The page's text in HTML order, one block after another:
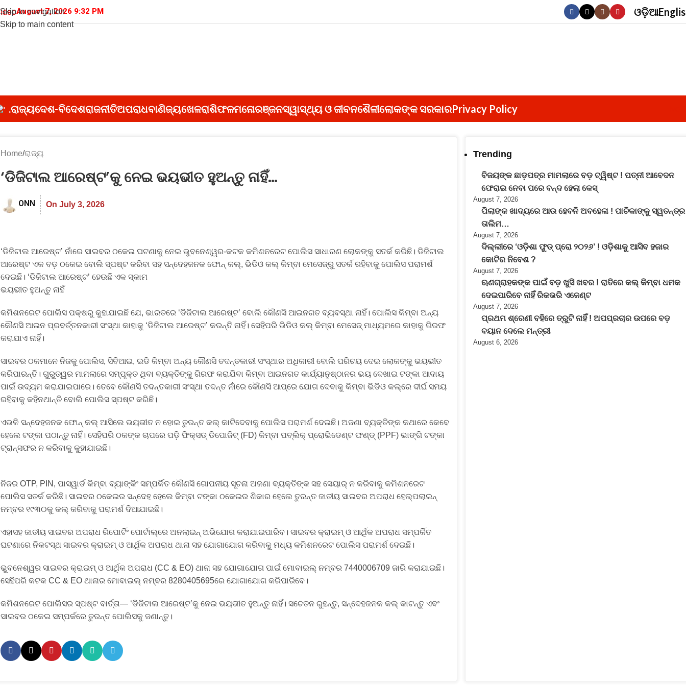
Skip to navigation
Skip to main content
August 7, 2026 9:32 PM ଓଡ଼ିଆ
.ରାଜ୍ୟଦେଶ-ବିଦେଶରାଜନୀତିଅପରାଧବାଣିଜ୍ୟଖେଳରାଶିଫଳମନୋରଞ୍ଜନସ୍ୱାସ୍ଥ୍ୟ ଓ ଜୀବନଶୈଳୀଲୋକଙ୍କ ସରକାରPrivacy Policy
Home ରାଜ୍ୟ
‘ଡିଜିଟାଲ ଆରେଷ୍ଟ’କୁ ନେଇ ଭୟଭୀତ ହୁଅନ୍ତୁ ନାହିଁ…
ONN On July 3, 2026
‘ଡିଜିଟାଲ ଆରେଷ୍ଟ’ ନାଁରେ ସାଇବର ଠକେଇ ଘଟଣାକୁ ନେଇ ଭୁବନେଶ୍ୱର-କଟକ କମିଶନରେଟ ପୋଲିସ ସାଧାରଣ ଲୋକଙ୍କୁ ସତର୍କ କରିଛି। ଡିଜିଟାଲ
ଆରେଷ୍ଟ ଏକ ବଡ଼ ଠକେଇ ବୋଲି ସ୍ପଷ୍ଟ କରିବା ସହ ସନ୍ଦେହଜନକ ଫୋନ୍ କଲ୍, ଭିଡିଓ କଲ୍ କିମ୍ବା ମେସେଜ୍‌ରୁ ସତର୍କ ରହିବାକୁ ପୋଲିସ ପରାମର୍ଶ
ଦେଇଛି। ‘ଡିଜିଟାଲ ଆରେଷ୍ଟ’ ହେଉଛି ଏକ ସ୍କାମ
ଭୟଭୀତ ହୁଅନ୍ତୁ ନାହିଁ
କମିଶନରେଟ ପୋଲିସ ପକ୍ଷରୁ କୁହାଯାଇଛି ଯେ, ଭାରତରେ ‘ଡିଜିଟାଲ ଆରେଷ୍ଟ’ ବୋଲି କୌଣସି ଆଇନଗତ ବ୍ୟବସ୍ଥା ନାହିଁ। ପୋଲିସ କିମ୍ବା ଅନ୍ୟ
କୌଣସି ଆଇନ ପ୍ରବର୍ତ୍ତନକାରୀ ସଂସ୍ଥା କାହାକୁ ‘ଡିଜିଟାଲ ଆରେଷ୍ଟ’ କରନ୍ତି ନାହିଁ। ସେହିପରି ଭିଡିଓ କଲ୍ କିମ୍ବା ମେସେଜ୍ ମାଧ୍ୟମରେ କାହାକୁ ଗିରଫ
କରାଯାଏ ନାହିଁ।
ସାଇବର ଠକମାନେ ନିଜକୁ ପୋଲିସ, ସିବିଆଇ, ଇଡି କିମ୍ବା ଅନ୍ୟ କୌଣସି ତଦନ୍ତକାରୀ ସଂସ୍ଥାର ଅଧିକାରୀ ବୋଲି ପରିଚୟ ଦେଇ ଲୋକଙ୍କୁ ଭୟଭୀତ
କରିପାରନ୍ତି। ଗୁରୁତ୍ୱର ମାମଲାରେ ସମ୍ପୃକ୍ତ ଥିବା ବ୍ୟକ୍ତିଙ୍କୁ ଗିରଫ କରାଯିବା କିମ୍ବା ଆଇନଗତ କାର୍ଯ୍ୟାନୁଷ୍ଠାନର ଭୟ ଦେଖାଇ ଟଙ୍କା ଆଦାୟ
ପାଇଁ ଉଦ୍ୟମ କରାଯାଇପାରେ। ତେବେ କୌଣସି ତଦନ୍ତକାରୀ ସଂସ୍ଥା ତଦନ୍ତ ନାଁରେ କୌଣସି ଆପ୍‌ରେ ଯୋଗ ଦେବାକୁ କିମ୍ବା ଭିଡିଓ କଲ୍‌ରେ ଦୀର୍ଘ ସମୟ
ରହିବାକୁ କହିନଥାନ୍ତି ବୋଲି ପୋଲିସ ସ୍ପଷ୍ଟ କରିଛି।
ଏଭଳି ସନ୍ଦେହଜନକ ଫୋନ୍ କଲ୍ ଆସିଲେ ଭୟଭୀତ ନ ହୋଇ ତୁରନ୍ତ କଲ୍ କାଟିଦେବାକୁ ପୋଲିସ ପରାମର୍ଶ ଦେଇଛି। ଅଜଣା ବ୍ୟକ୍ତିଙ୍କ କଥାରେ କେବେ
ହେଲେ ଟଙ୍କା ପଠାନ୍ତୁ ନାହିଁ। ସେହିପରି ଠକଙ୍କ ଚାପରେ ପଡ଼ି ଫିକ୍ସଡ୍ ଡିପୋଜିଟ୍‌ (FD) କିମ୍ବା ପବ୍ଲିକ୍ ପ୍ରୋଭିଡେଣ୍ଟ ଫଣ୍ଡ୍‌ (PPF) ଭାଙ୍ଗି ଟଙ୍କା
ଟ୍ରାନ୍ସଫର ନ କରିବାକୁ କୁହାଯାଇଛି।
ନିଜର OTP, PIN, ପାସୱାର୍ଡ କିମ୍ବା ବ୍ୟାଙ୍କିଂ ସମ୍ପର୍କିତ କୌଣସି ଗୋପନୀୟ ସୂଚନା ଅଜଣା ବ୍ୟକ୍ତିଙ୍କ ସହ ସେୟାର୍ ନ କରିବାକୁ କମିଶନରେଟ
ପୋଲିସ ସତର୍କ କରିଛି। ସାଇବର ଠକେଇର ସନ୍ଦେହ ହେଲେ କିମ୍ବା ଟଙ୍କା ଠକେଇର ଶିକାର ହେଲେ ତୁରନ୍ତ ଜାତୀୟ ସାଇବର ଅପରାଧ ହେଲ୍ପଲାଇନ୍
ନମ୍ବର ୧୯୩୦କୁ କଲ୍ କରିବାକୁ ପରାମର୍ଶ ଦିଆଯାଇଛି।
ଏହାସହ ଜାତୀୟ ସାଇବର ଅପରାଧ ରିପୋର୍ଟିଂ ପୋର୍ଟାଲ୍‌ରେ ଅନଲାଇନ୍ ଅଭିଯୋଗ କରାଯାଇପାରିବ। ସାଇବର କ୍ରାଇମ୍ ଓ ଆର୍ଥିକ ଅପରାଧ ସମ୍ପର୍କିତ
ଘଟଣାରେ ନିକଟସ୍ଥ ସାଇବର କ୍ରାଇମ୍ ଓ ଆର୍ଥିକ ଅପରାଧ ଥାନା ସହ ଯୋଗାଯୋଗ କରିବାକୁ ମଧ୍ୟ କମିଶନରେଟ ପୋଲିସ ପରାମର୍ଶ ଦେଇଛି।
ଭୁବନେଶ୍ୱର ସାଇବର କ୍ରାଇମ୍ ଓ ଆର୍ଥିକ ଅପରାଧ (CC & EO) ଥାନା ସହ ଯୋଗାଯୋଗ ପାଇଁ ମୋବାଇଲ୍ ନମ୍ବର 7440006709 ଜାରି କରାଯାଇଛି।
ସେହିପରି କଟକ CC & EO ଥାନାର ମୋବାଇଲ୍ ନମ୍ବର 8280405695ରେ ଯୋଗାଯୋଗ କରିପାରିବେ।
କମିଶନରେଟ ପୋଲିସର ସ୍ପଷ୍ଟ ବାର୍ତ୍ତା— ‘ଡିଜିଟାଲ ଆରେଷ୍ଟ’କୁ ନେଇ ଭୟଭୀତ ହୁଅନ୍ତୁ ନାହିଁ। ସଚେତନ ରୁହନ୍ତୁ, ସନ୍ଦେହଜନକ କଲ୍ କାଟନ୍ତୁ ଏବଂ
ସାଇବର ଠକେଇ ସମ୍ପର୍କରେ ତୁରନ୍ତ ପୋଲିସକୁ ଜଣାନ୍ତୁ।
Trending
ବିଜୟଙ୍କ ଛାଡ଼ପତ୍ର ମାମଲାରେ ବଡ଼ ଟ୍ୱିଷ୍ଟ ! ପତ୍ନୀ ଆବେଦନ
ଫେରାଇ ନେବା ପରେ ବନ୍ଦ ହେଲା କେସ୍
August 7, 2026
ପିଲାଙ୍କ ଖାଦ୍ୟରେ ଆଉ ହେବନି ଅବହେଳା ! ପାଚିକାଙ୍କୁ ସ୍ୱତନ୍ତ୍ର
ତାଲିମ…
August 7, 2026
ଦିଲ୍ଲୀରେ ‘ଓଡ଼ିଶା ଫୁଡ୍ ପ୍ରୋ ୨୦୨୬’ ! ଓଡ଼ିଶାକୁ ଆସିବ ହଜାର
କୋଟିର ନିବେଶ ?
August 7, 2026
ଋଣଗ୍ରାହକଙ୍କ ପାଇଁ ବଡ଼ ଖୁସି ଖବର ! ରାତିରେ କଲ୍ କିମ୍ବା ଧମକ
ଦେଇପାରିବେ ନାହିଁ ରିକଭରି ଏଜେଣ୍ଟ
August 7, 2026
ପ୍ରଥମ ଶ୍ରେଣୀ ବହିରେ ତ୍ରୁଟି ନାହିଁ ! ଅପପ୍ରଚାର ଉପରେ ବଡ଼
ବୟାନ ଦେଲେ ମନ୍ତ୍ରୀ
August 6, 2026